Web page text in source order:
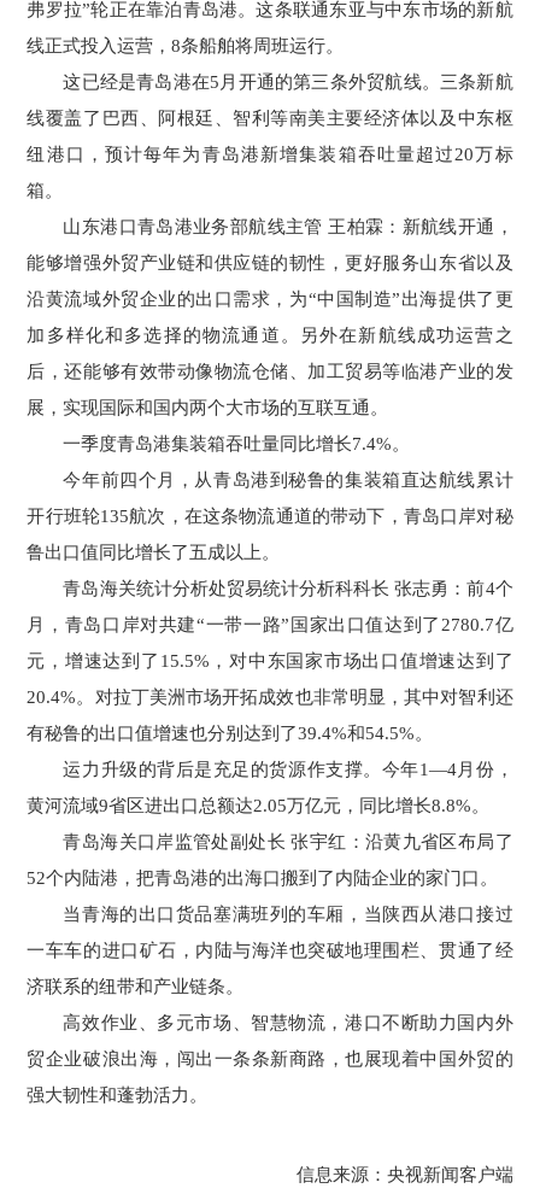
弗罗拉”轮正在靠泊青岛港。这条联通东亚与中东市场的新航
线正式投入运营，8条船舶将周班运行。
这已经是青岛港在5月开通的第三条外贸航线。三条新航
线覆盖了巴西、阿根廷、智利等南美主要经济体以及中东枢
纽港口，预计每年为青岛港新增集装箱吞吐量超过20万标
箱。
山东港口青岛港业务部航线主管 王柏霖：新航线开通，
能够增强外贸产业链和供应链的韧性，更好服务山东省以及
沿黄流域外贸企业的出口需求，为“中国制造”出海提供了更
加多样化和多选择的物流通道。另外在新航线成功运营之
后，还能够有效带动像物流仓储、加工贸易等临港产业的发
展，实现国际和国内两个大市场的互联互通。
一季度青岛港集装箱吞吐量同比增长7.4%。
今年前四个月，从青岛港到秘鲁的集装箱直达航线累计
开行班轮135航次，在这条物流通道的带动下，青岛口岸对秘
鲁出口值同比增长了五成以上。
青岛海关统计分析处贸易统计分析科科长 张志勇：前4个
月，青岛口岸对共建“一带一路”国家出口值达到了2780.7亿
元，增速达到了15.5%，对中东国家市场出口值增速达到了
20.4%。对拉丁美洲市场开拓成效也非常明显，其中对智利还
有秘鲁的出口值增速也分别达到了39.4%和54.5%。
运力升级的背后是充足的货源作支撑。今年1—4月份，
黄河流域9省区进出口总额达2.05万亿元，同比增长8.8%。
青岛海关口岸监管处副处长 张宇红：沿黄九省区布局了
52个内陆港，把青岛港的出海口搬到了内陆企业的家门口。
当青海的出口货品塞满班列的车厢，当陕西从港口接过
一车车的进口矿石，内陆与海洋也突破地理围栏、贯通了经
济联系的纽带和产业链条。
高效作业、多元市场、智慧物流，港口不断助力国内外
贸企业破浪出海，闯出一条条新商路，也展现着中国外贸的
强大韧性和蓬勃活力。
信息来源：央视新闻客户端